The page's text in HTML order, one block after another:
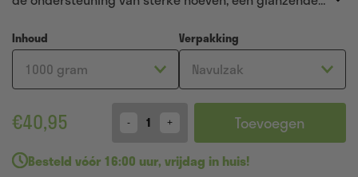
Inhoud Verpakking
€40,95 Quantity Toevoegen
Besteld vóór 16:00 uur, vrijdag in huis!